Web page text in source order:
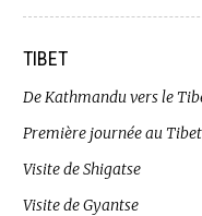
TIBET
De Kathmandu vers le
Première journée au Tibet
Visite de Shigatse
Visite de Gyantse